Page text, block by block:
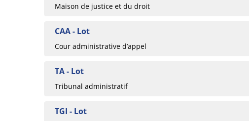
Maison de justice et du droit
CAA - Lot
Cour administrative d’appel
TA - Lot
Tribunal administratif
TGI - Lot